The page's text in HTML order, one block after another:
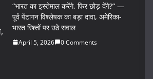
“भारत का इस्तेमाल करेंगे, फिर छोड़ देंगे?” —
पूर्व पेंटागन विश्लेषक का बड़ा दावा, अमेरिका-
भारत रिश्तों पर उठे सवाल
April 5, 2026 0 Comments